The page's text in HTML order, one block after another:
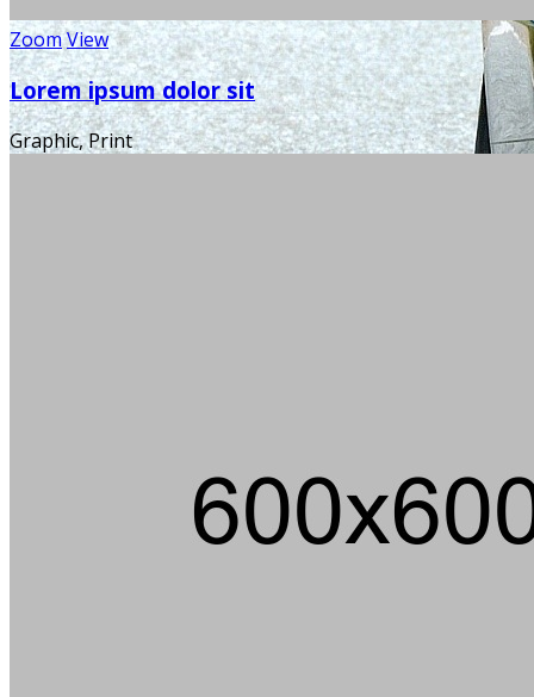
ZoomView
Lorem ipsum dolor sit
Graphic, Print